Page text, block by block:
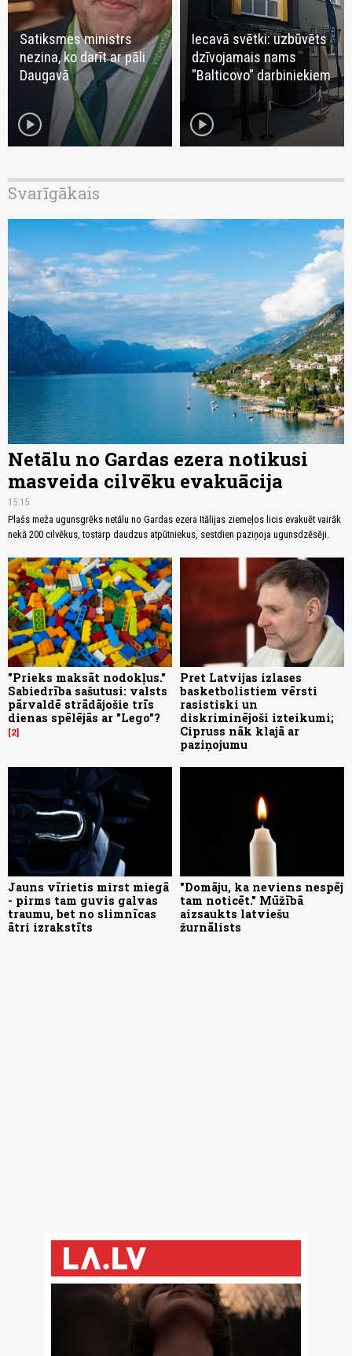
Satiksmes ministrs
nezina, ko darīt ar pāli
Daugavā
play_circle
Iecavā svētki: uzbūvēts
dzīvojamais nams
"Balticovo" darbiniekiem
play_circle
Svarīgākais
Netālu no Gardas ezera notikusi
masveida cilvēku evakuācija
15:15
Plašs meža ugunsgrēks netālu no Gardas ezera Itālijas ziemeļos licis evakuēt vairāk
nekā 200 cilvēkus, tostarp daudzus atpūtniekus, sestdien paziņoja ugunsdzēsēji.
"Prieks maksāt nodokļus."
Sabiedrība sašutusi: valsts
pārvaldē strādājošie trīs
dienas spēlējās ar "Lego"?
2
Pret Latvijas izlases
basketbolistiem vērsti
rasistiski un
diskriminējoši izteikumi;
Cipruss nāk klajā ar
paziņojumu
Jauns vīrietis mirst miegā
- pirms tam guvis galvas
traumu, bet no slimnīcas
ātri izrakstīts
"Domāju, ka neviens nespēj
tam noticēt." Mūžībā
aizsaukts latviešu
žurnālists